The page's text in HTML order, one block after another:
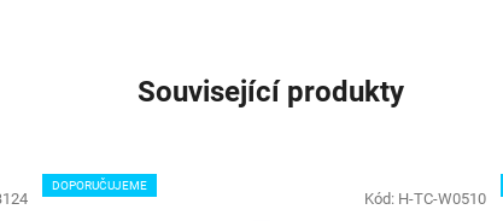
Související produkty
DOPORUČUJEME
Kód: H-TC-W0510